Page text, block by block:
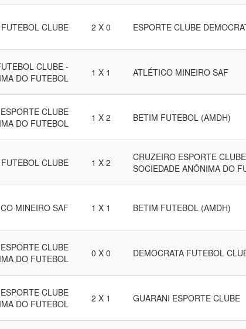
CLUBE 2 X 0 ESPORTE CLUBE
CLUBE -
DO FUTEBOL
1 X 1 ATLÉTICO MINEIRO SAF
CLUBE
DO FUTEBOL
1 X 2 BETIM FUTEBOL (AMDH)
CLUBE 1 X 2
CRUZEIRO ESPORTE
SOCIEDADE ANÔNIMA DO
MINEIRO SAF 1 X 1 BETIM FUTEBOL (AMDH)
CLUBE
DO FUTEBOL
0 X 0 DEMOCRATA FUTEBOL
CLUBE
DO FUTEBOL
2 X 1 GUARANI ESPORTE CLUBE